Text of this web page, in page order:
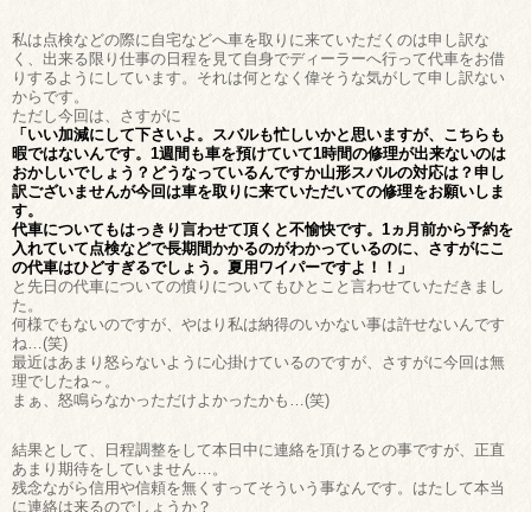
私は点検などの際に自宅などへ車を取りに来ていただくのは申し訳な
く、出来る限り仕事の日程を見て自身でディーラーへ行って代車をお借
りするようにしています。それは何となく偉そうな気がして申し訳ない
からです。
ただし今回は、さすがに
「いい加減にして下さいよ。スバルも忙しいかと思いますが、こちらも
暇ではないんです。1週間も車を預けていて1時間の修理が出来ないのは
おかしいでしょう？どうなっているんですか山形スバルの対応は？申し
訳ございませんが今回は車を取りに来ていただいての修理をお願いしま
す。
代車についてもはっきり言わせて頂くと不愉快です。1ヵ月前から予約を
入れていて点検などで長期間かかるのがわかっているのに、さすがにこ
の代車はひどすぎるでしょう。夏用ワイパーですよ！！」
と先日の代車についての憤りについてもひとこと言わせていただきまし
た。
何様でもないのですが、やはり私は納得のいかない事は許せないんです
ね…(笑)
最近はあまり怒らないように心掛けているのですが、さすがに今回は無
理でしたね～。
まぁ、怒鳴らなかっただけよかったかも…(笑)
結果として、日程調整をして本日中に連絡を頂けるとの事ですが、正直
あまり期待をしていません…。
残念ながら信用や信頼を無くすってそういう事なんです。はたして本当
に連絡は来るのでしょうか？